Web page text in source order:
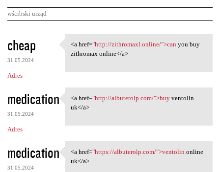
wścibski urząd
K
o
m
e
n
t
r
z
e
cheap
31.05.2024
Adres
<a href="http://zithromaxl
<a href="http://zithromaxl.online/">can you buy
zithromax online</a>
medication
31.05.2024
Adres
<a href="http://albuterolp
<a href="http://albuterolp.com/">buyventolin
uk</a>
medication
31.05.2024
<a href="https://albuterolp
<a href="https://albuterolp.com/">ventolin online
uk</a>